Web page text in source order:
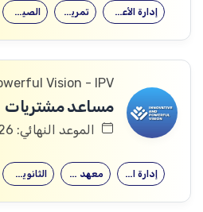
الصيدلة تمريض إدارة الأعمال
Vision - IPV
مساعد مشتريات
الموعد النهائي: 20/05/2026
الثانوية العامة معهد متوسط إدارة الأعمال